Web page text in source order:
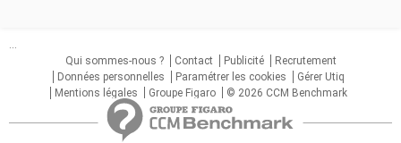
...
Qui sommes-nous ?
Contact Publicité
Recrutement
Données personnelles
Paramétrer les cookies
Gérer Utiq
Mentions légales
Groupe Figaro © 2026 CCM Benchmark